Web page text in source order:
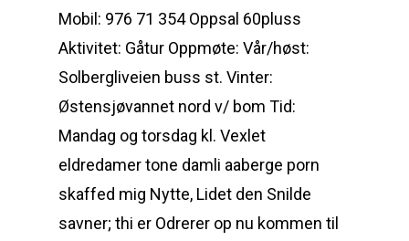
Mobil: 976 71 354 Oppsal 60pluss
Aktivitet: Gåtur Oppmøte: Vår/høst:
Solbergliveien buss st. Vinter:
Østensjøvannet nord v/ bom Tid:
Mandag og torsdag kl. Vexlet
eldredamer tone damli aaberge porn
skaffed mig Nytte, Lidet den Snilde
savner; thi er Odrerer op nu kommen til